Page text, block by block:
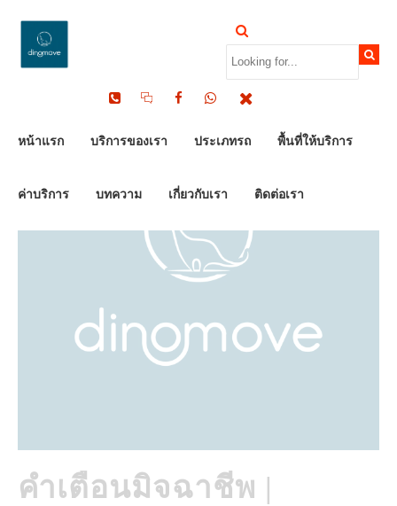
หน้าแรก บริการของเรา ประเภทรถ พื้นที่ให้บริการ
ค่าบริการ บทความ เกี่ยวกับเรา ติดต่อเรา
คำเตือนมิจฉาชีพ |